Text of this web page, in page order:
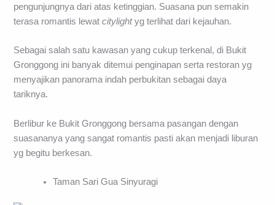
pengunjungnya dari atas ketinggian. Suasana pun semakin
terasa romantis lewatcitylightyg terlihat dari kejauhan.
Sebagai salah satu kawasan yang cukup terkenal, di Bukit
Gronggong ini banyak ditemui penginapan serta restoran yg
menyajikan panorama indah perbukitan sebagai daya
tariknya.
Berlibur ke Bukit Gronggong bersama pasangan dengan
suasananya yang sangat romantis pasti akan menjadi liburan
yg begitu berkesan.
Taman Sari Gua Sinyuragi